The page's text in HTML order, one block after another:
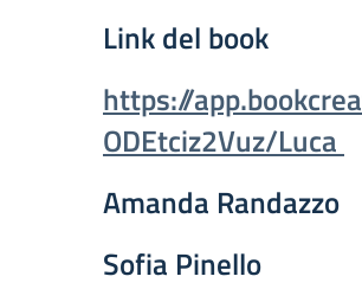
Link del book
https://
ODEtciz2Vuz/Luca
Amanda Randazzo
Sofia Pinello